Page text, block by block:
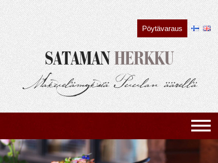
Siirry
sisältöön
Pöytävaraus
SATAMANHERKKU
Makuelämyksiä Puulan äärellä